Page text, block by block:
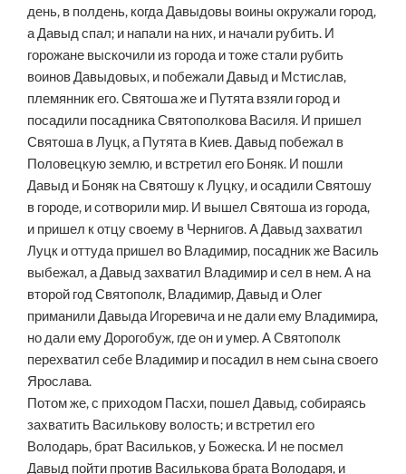
день, в полдень, когда Давыдовы воины окружали город,
а Давыд спал; и напали на них, и начали рубить. И
горожане выскочили из города и тоже стали рубить
воинов Давыдовых, и побежали Давыд и Мстислав,
племянник его. Святоша же и Путята взяли город и
посадили посадника Святополкова Василя. И пришел
Святоша в Луцк, а Путята в Киев. Давыд побежал в
Половецкую землю, и встретил его Боняк. И пошли
Давыд и Боняк на Святошу к Луцку, и осадили Святошу
в городе, и сотворили мир. И вышел Святоша из города,
и пришел к отцу своему в Чернигов. А Давыд захватил
Луцк и оттуда пришел во Владимир, посадник же Василь
выбежал, а Давыд захватил Владимир и сел в нем. А на
второй год Святополк, Владимир, Давыд и Олег
приманили Давыда Игоревича и не дали ему Владимира,
но дали ему Дорогобуж, где он и умер. А Святополк
перехватил себе Владимир и посадил в нем сына своего
Ярослава.
Потом же, с приходом Пасхи, пошел Давыд, собираясь
захватить Василькову волость; и встретил его
Володарь, брат Васильков, у Божеска. И не посмел
Давыд пойти против Василькова брата Володаря, и